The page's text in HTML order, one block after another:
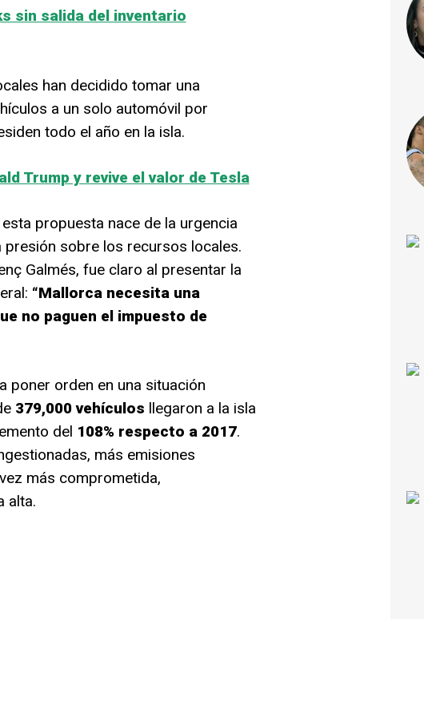
sin salida del inventario
han decidido tomar una
a un solo automóvil por
todo el año en la isla.
Trump y revive el valor de Tesla
propuesta nace de la urgencia
sobre los recursos locales.
Galmés, fue claro al presentar la
“Mallorca necesita una
no paguen el impuesto de
poner orden en una situación
379,000 vehículos llegaron a la isla
del 108% respecto a 2017.
más emisiones
más comprometida,
alta.